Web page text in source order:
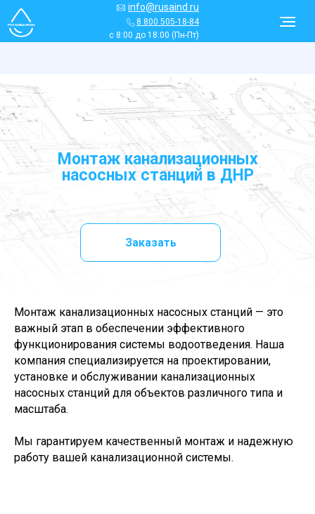
8 800 505-18-84
с 8:00 до 18:00 (Пн-Пт)
info@rusaind.ru
Монтаж канализационных
насосных станций в ДНР
Заказать
Монтаж канализационных насосных станций — это
важный этап в обеспечении эффективного
функционирования системы водоотведения. Наша
компания специализируется на проектировании,
установке и обслуживании канализационных
насосных станций для объектов различного типа и
масштаба.
Мы гарантируем качественный монтаж и надежную
работу вашей канализационной системы.